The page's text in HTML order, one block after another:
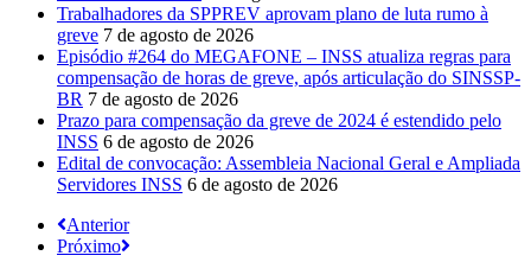
Trabalhadores da SPPREV aprovam plano de luta rumo à
greve 7 de agosto de 2026
Episódio #264 do MEGAFONE – INSS atualiza regras para
compensação de horas de greve, após articulação do SINSSP-
BR 7 de agosto de 2026
Prazo para compensação da greve de 2024 é estendido pelo
INSS 6 de agosto de 2026
Edital de convocação: Assembleia Nacional Geral e Ampliada
Servidores INSS 6 de agosto de 2026
Anterior
Próximo